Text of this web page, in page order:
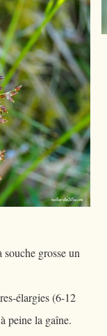
grosse un
élargies (6-12
peine la gaîne.